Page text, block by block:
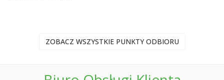
ZOBACZ WSZYSTKIE PUNKTY ODBIORU